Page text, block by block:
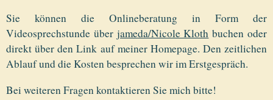
Sie können die Onlineberatung in Form der
Videosprechstunde über jameda/Nicole Kloth buchen oder
direkt über den Link auf meiner Homepage. Den zeitlichen
Ablauf und die Kosten besprechen wir im Erstgespräch.
Bei weiteren Fragen kontaktieren Sie mich bitte!